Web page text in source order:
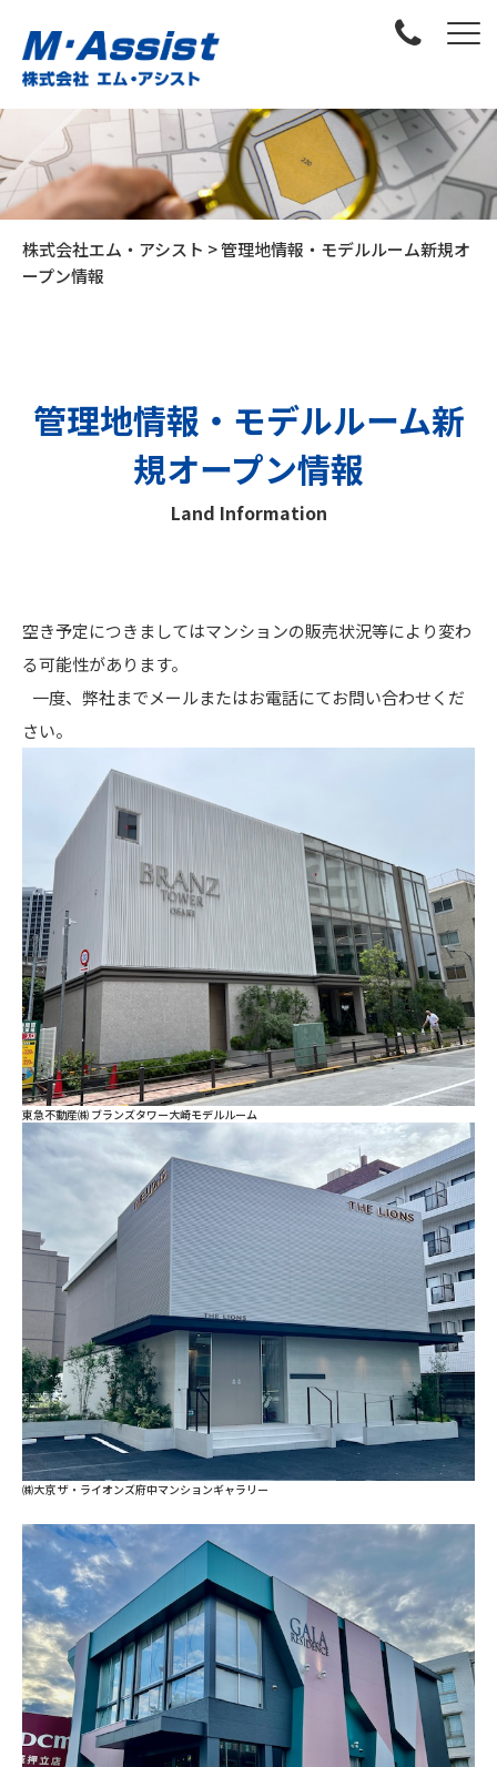
株式会社エム・アシスト >管理地情報・モデルルーム新規オ
ープン情報
管理地情報・モデルルーム新
規オープン情報
Land Information
空き予定につきましてはマンションの販売状況等により変わ
る可能性があります。
一度、弊社までメールまたはお電話にてお問い合わせくだ
さい。
東急不動産㈱ ブランズタワー大崎モデルルーム
㈱大京 ザ・ライオンズ府中マンションギャラリー